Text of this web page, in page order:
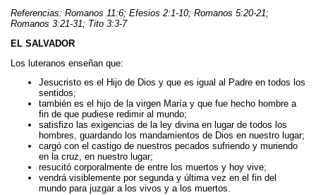
Referencias: Romanos 11:6; Efesios 2:1-10; Romanos 5:20-21;
Romanos 3:21-31; Tito 3:3-7
EL SALVADOR
Los luteranos enseñan que:
Jesucristo es el Hijo de Dios y que es igual al Padre en todos los
sentidos;
también es el hijo de la virgen María y que fue hecho hombre a
fin de que pudiese redimir al mundo;
satisfizo las exigencias de la ley divina en lugar de todos los
hombres, guardando los mandamientos de Dios en nuestro lugar;
cargó con el castigo de nuestros pecados sufriendo y muriendo
en la cruz, en nuestro lugar;
resucitó corporalmente de entre los muertos y hoy vive;
vendrá visiblemente por segunda y última vez en el fin del
mundo para juzgar a los vivos y a los muertos.